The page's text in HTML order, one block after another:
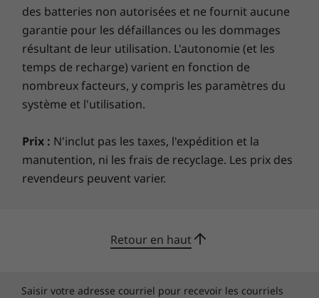
des batteries non autorisées et ne fournit aucune
garantie pour les défaillances ou les dommages
résultant de leur utilisation. L'autonomie (et les
temps de recharge) varient en fonction de
nombreux facteurs, y compris les paramètres du
système et l'utilisation.
Prix : N'inclut pas les taxes, l'expédition et la
manutention, ni les frais de recyclage. Les prix des
revendeurs peuvent varier.
Retour en haut
Saisir votre adresse courriel pour recevoir les courriels